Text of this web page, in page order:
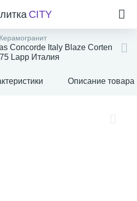
CITY
Керамогранит
Concorde Italy Blaze Corten
Lapp Италия
Описание товара